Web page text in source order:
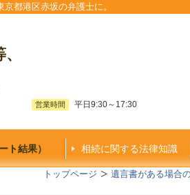
都港区赤坂の弁護士に。
営業時間 平日9:30～17:30
ト結果） 相続に関する法律知識
トップページ 遺言書がある場合